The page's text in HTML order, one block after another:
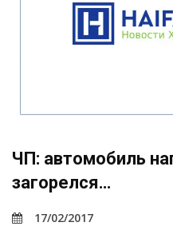
ЧП: автомобиль
загорелся…
17/02/2017